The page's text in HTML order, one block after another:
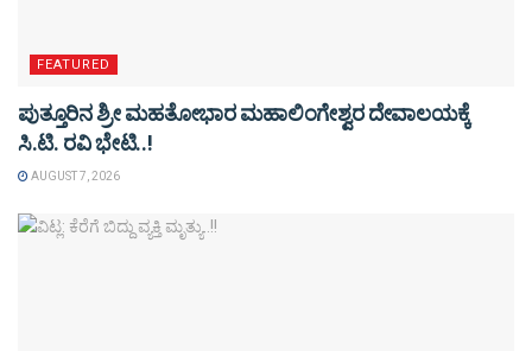
FEATURED
ಪುತ್ತೂರಿನ ಶ್ರೀ ಮಹತೋಭಾರ ಮಹಾಲಿಂಗೇಶ್ವರ ದೇವಾಲಯಕ್ಕೆ
ಸಿ.ಟಿ. ರವಿ ಭೇಟಿ..!
AUGUST 7, 2026